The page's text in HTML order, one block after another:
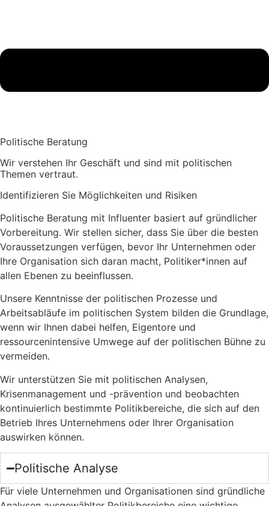
Politische Beratung
Wir verstehen Ihr Geschäft und sind mit politischen
Themen vertraut.
Identifizieren Sie Möglichkeiten und Risiken
Politische Beratung mit Influenter basiert auf gründlicher
Vorbereitung. Wir stellen sicher, dass Sie über die besten
Voraussetzungen verfügen, bevor Ihr Unternehmen oder
Ihre Organisation sich daran macht, Politiker*innen auf
allen Ebenen zu beeinflussen.
Unsere Kenntnisse der politischen Prozesse und
Arbeitsabläufe im politischen System bilden die Grundlage,
wenn wir Ihnen dabei helfen, Eigentore und
ressourcenintensive Umwege auf der politischen Bühne zu
vermeiden.
Wir unterstützen Sie mit politischen Analysen,
Krisenmanagement und -prävention und beobachten
kontinuierlich bestimmte Politikbereiche, die sich auf den
Betrieb Ihres Unternehmens oder Ihrer Organisation
auswirken können.
Politische Analyse
Für viele Unternehmen und Organisationen sind gründliche